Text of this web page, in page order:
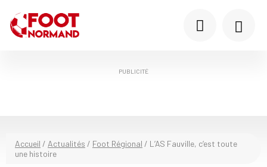
PUBLICITÉ
Accueil / Actualités / Foot Régional / L’AS Fauville, c‘est toute
une histoire